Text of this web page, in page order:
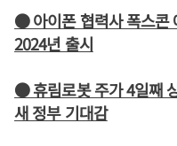
● 아이폰 협력사 폭스콘
2024년 출시
● 휴림로봇 주가 4일째
새 정부 기대감